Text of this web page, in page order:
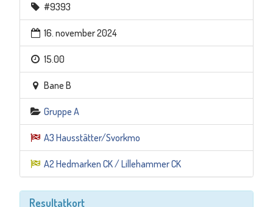
#9393
16. november 2024
15.00
Bane B
Gruppe A
A3 Hausstâtter/Svorkmo
A2 Hedmarken CK / Lillehammer CK
Resultatkort